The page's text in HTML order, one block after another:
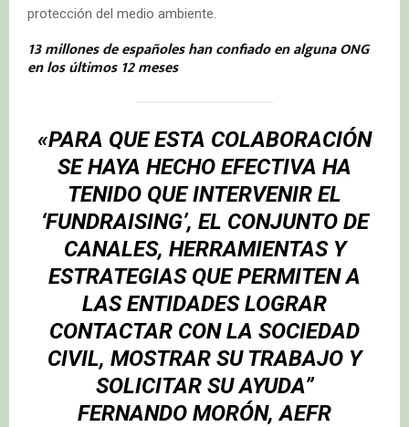
protección del medio ambiente.
13 millones de españoles han confiado en alguna ONG
en los últimos 12 meses
«PARA QUE ESTA COLABORACIÓN
SE HAYA HECHO EFECTIVA HA
TENIDO QUE INTERVENIR EL
‘FUNDRAISING’, EL CONJUNTO DE
CANALES, HERRAMIENTAS Y
ESTRATEGIAS QUE PERMITEN A
LAS ENTIDADES LOGRAR
CONTACTAR CON LA SOCIEDAD
CIVIL, MOSTRAR SU TRABAJO Y
SOLICITAR SU AYUDA”
FERNANDO MORÓN, AEFR